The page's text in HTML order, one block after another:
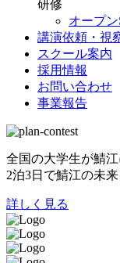
研修
オープ
講演依頼・視
スクール案内
採用情報
お問い合わせ
事業報告
全国の大学生が鯖
2泊3日で鯖江の未
詳しく見る